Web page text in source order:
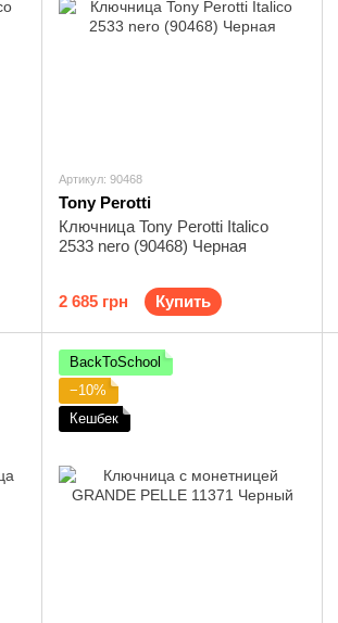
Артикул: 90468
Tony Perotti
Ключница Tony Perotti Italico
2533 nero (90468) Черная
2 685 грн Купить
BackToSchool
−10%
Кешбек